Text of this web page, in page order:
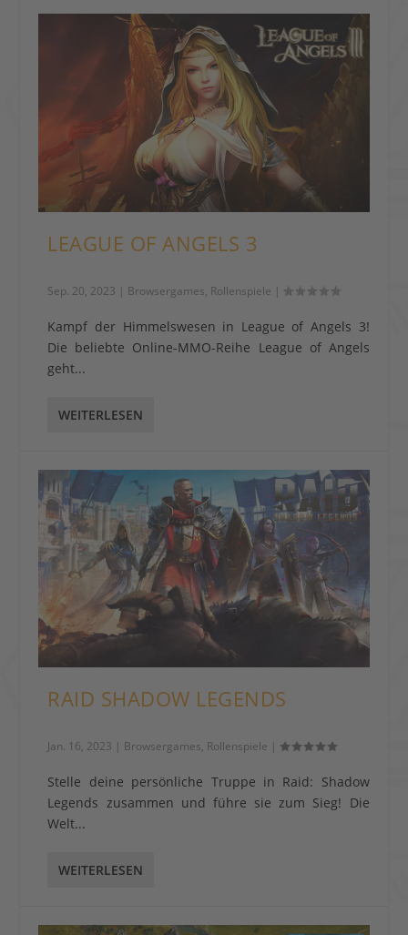
LEAGUE OF ANGELS 3
Sep. 20, 2023 | Browsergames, Rollenspiele |
Kampf der Himmelswesen in League of Angels 3!
Die beliebte Online-MMO-Reihe League of Angels
geht...
WEITERLESEN
RAID SHADOW LEGENDS
Jan. 16, 2023 | Browsergames, Rollenspiele |
Stelle deine persönliche Truppe in Raid: Shadow
Legends zusammen und führe sie zum Sieg! Die
Welt...
WEITERLESEN